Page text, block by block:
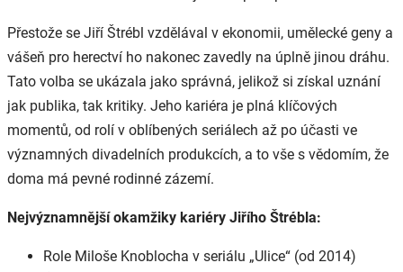
Přestože se Jiří Štrébl vzdělával v ekonomii, umělecké geny a
vášeň pro herectví ho nakonec zavedly na úplně jinou dráhu.
Tato volba se ukázala jako správná, jelikož si získal uznání
jak publika, tak kritiky. Jeho kariéra je plná klíčových
momentů, od rolí v oblíbených seriálech až po účasti ve
významných divadelních produkcích, a to vše s vědomím, že
doma má pevné rodinné zázemí.
Nejvýznamnější okamžiky kariéry Jiřího Štrébla:
Role Miloše Knoblocha v seriálu „Ulice“ (od 2014)